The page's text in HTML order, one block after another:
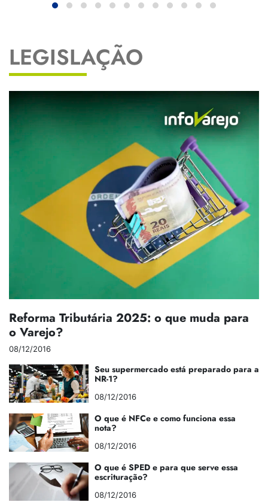
LEGISLAÇÃO
Reforma Tributária 2025: o que muda para
o Varejo?
08/12/2016
Seu supermercado está preparado para a
NR-1?
08/12/2016
O que é NFCe e como funciona essa
nota?
08/12/2016
O que é SPED e para que serve essa
escrituração?
08/12/2016